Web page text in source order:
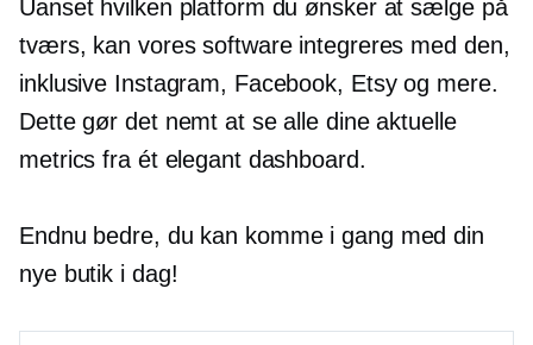
Uanset hvilken platform du ønsker at sælge på
tværs, kan vores software integreres med den,
inklusive Instagram, Facebook, Etsy og mere.
Dette gør det nemt at se alle dine aktuelle
metrics fra ét elegant dashboard.
Endnu bedre, du kan komme i gang med din
nye butik i dag!